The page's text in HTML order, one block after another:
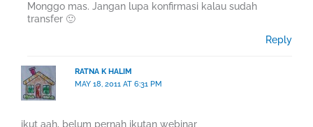
Monggo mas. Jangan lupa konfirmasi kalau sudah
transfer 🙂
Reply
RATNA K HALIM
MAY 18, 2011 AT 6:31 PM
ikut aah, belum pernah ikutan webinar